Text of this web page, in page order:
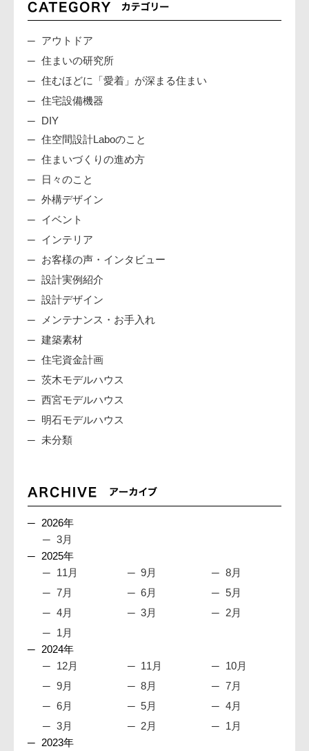
アウトドア
住まいの研究所
住むほどに「愛着」が深まる住まい
住宅設備機器
DIY
住空間設計Laboのこと
住まいづくりの進め方
日々のこと
外構デザイン
イベント
インテリア
お客様の声・インタビュー
設計実例紹介
設計デザイン
メンテナンス・お手入れ
建築素材
住宅資金計画
茨木モデルハウス
西宮モデルハウス
明石モデルハウス
未分類
2026年
3月
2025年
11月
9月
8月
7月
6月
5月
4月
3月
2月
1月
2024年
12月
11月
10月
9月
8月
7月
6月
5月
4月
3月
2月
1月
2023年